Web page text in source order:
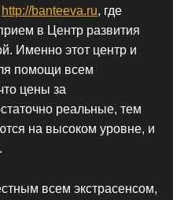
http://banteeva.ru, где
в Центр развития
Именно этот центр и
помощи всем
цены за
реальные, тем
на высоком уровне, и
всем экстрасенсом,